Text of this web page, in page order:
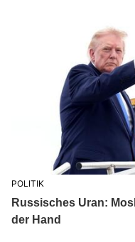
POLITIK
Russisches Uran:
der Hand